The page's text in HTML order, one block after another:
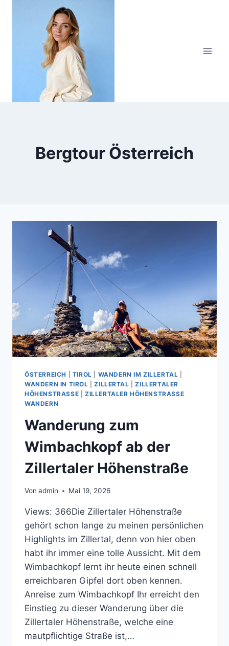
Bergtour Österreich
ÖSTERREICH TIROL WANDERN IM ZILLERTAL
WANDERN IN TIROL |ZILLERTAL |ZILLERTALER
HÖHENSTRASSE
ZILLERTALER HÖHENSTRASSE W
ANDERN
Wanderung zum
Wimbachkopf ab der
Zillertaler Höhenstraße
Von admin Mai 19, 2026
Views: 366Die Zillertaler Höhenstraße
gehört schon lange zu meinen persönlichen
Highlights im Zillertal, denn von hier oben
habt ihr immer eine tolle Aussicht. Mit dem
Wimbachkopf lernt ihr heute einen schnell
erreichbaren Gipfel dort oben kennen.
Anreise zum Wimbachkopf Ihr erreicht den
Einstieg zu dieser Wanderung über die
Zillertaler Höhenstraße, welche eine
mautpflichtige Straße ist,…